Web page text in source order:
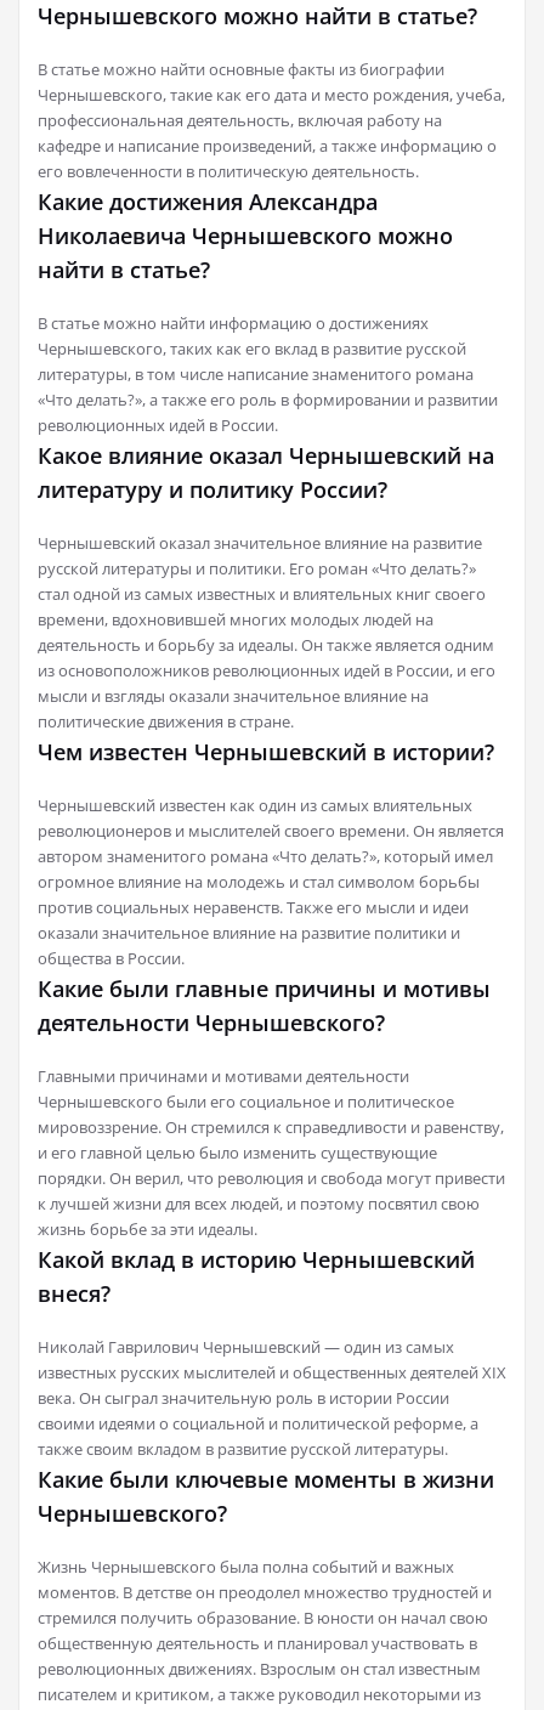
Чернышевского можно найти в статье?
В статье можно найти основные факты из биографии
Чернышевского, такие как его дата и место рождения, учеба,
профессиональная деятельность, включая работу на
кафедре и написание произведений, а также информацию о
его вовлеченности в политическую деятельность.
Какие достижения Александра
Николаевича Чернышевского можно
найти в статье?
В статье можно найти информацию о достижениях
Чернышевского, таких как его вклад в развитие русской
литературы, в том числе написание знаменитого романа
«Что делать?», а также его роль в формировании и развитии
революционных идей в России.
Какое влияние оказал Чернышевский на
литературу и политику России?
Чернышевский оказал значительное влияние на развитие
русской литературы и политики. Его роман «Что делать?»
стал одной из самых известных и влиятельных книг своего
времени, вдохновившей многих молодых людей на
деятельность и борьбу за идеалы. Он также является одним
из основоположников революционных идей в России, и его
мысли и взгляды оказали значительное влияние на
политические движения в стране.
Чем известен Чернышевский в истории?
Чернышевский известен как один из самых влиятельных
революционеров и мыслителей своего времени. Он является
автором знаменитого романа «Что делать?», который имел
огромное влияние на молодежь и стал символом борьбы
против социальных неравенств. Также его мысли и идеи
оказали значительное влияние на развитие политики и
общества в России.
Какие были главные причины и мотивы
деятельности Чернышевского?
Главными причинами и мотивами деятельности
Чернышевского были его социальное и политическое
мировоззрение. Он стремился к справедливости и равенству,
и его главной целью было изменить существующие
порядки. Он верил, что революция и свобода могут привести
к лучшей жизни для всех людей, и поэтому посвятил свою
жизнь борьбе за эти идеалы.
Какой вклад в историю Чернышевский
внеся?
Николай Гаврилович Чернышевский — один из самых
известных русских мыслителей и общественных деятелей XIX
века. Он сыграл значительную роль в истории России
своими идеями о социальной и политической реформе, а
также своим вкладом в развитие русской литературы.
Какие были ключевые моменты в жизни
Чернышевского?
Жизнь Чернышевского была полна событий и важных
моментов. В детстве он преодолел множество трудностей и
стремился получить образование. В юности он начал свою
общественную деятельность и планировал участвовать в
революционных движениях. Взрослым он стал известным
писателем и критиком, а также руководил некоторыми из